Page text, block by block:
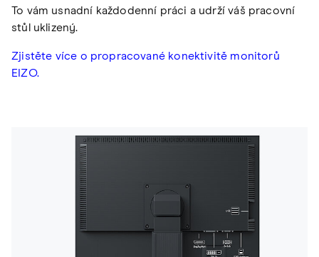
To vám usnadní každodenní práci a udrží váš pracovní
stůl uklizený.
Zjistěte více o propracované konektivitě monitorů
EIZO.